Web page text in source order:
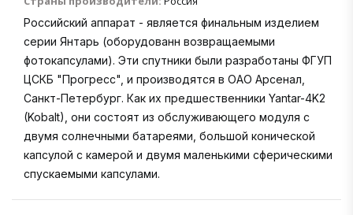
Российский аппарат - является финальным изделием
серии Янтарь (оборудованн возвращаемыми
фотокапсулами). Эти спутники были разработаны ФГУП
ЦСКБ "Прогресс", и производятся в ОАО Арсенал,
Санкт-Петербург. Как их предшественники Yantar-4K2
(Kobalt), они состоят из обслуживающего модуля с
двумя солнечными батареями, большой конической
капсулой с камерой и двумя маленькими сферическими
спускаемыми капсулами.